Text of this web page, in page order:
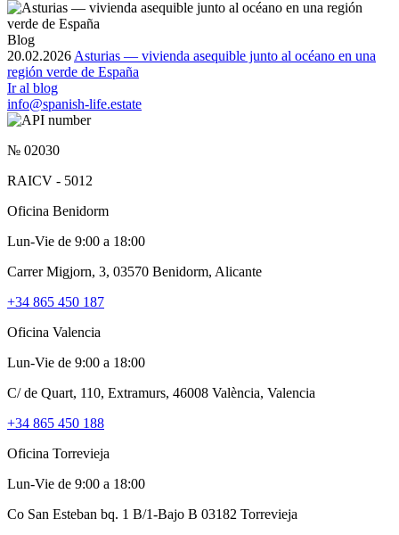
Blog
20.02.2026 Asturias — vivienda asequible junto al océano en una
región verde de España
Ir al blog
info@spanish-life.estate
№ 02030
RAICV - 5012
Oficina Benidorm
Lun-Vie de 9:00 a 18:00
Carrer Migjorn, 3, 03570 Benidorm, Alicante
+34 865 450 187
Oficina Valencia
Lun-Vie de 9:00 a 18:00
C/ de Quart, 110, Extramurs, 46008 València, Valencia
+34 865 450 188
Oficina Torrevieja
Lun-Vie de 9:00 a 18:00
Co San Esteban bq. 1 B/1-Bajo B 03182 Torrevieja